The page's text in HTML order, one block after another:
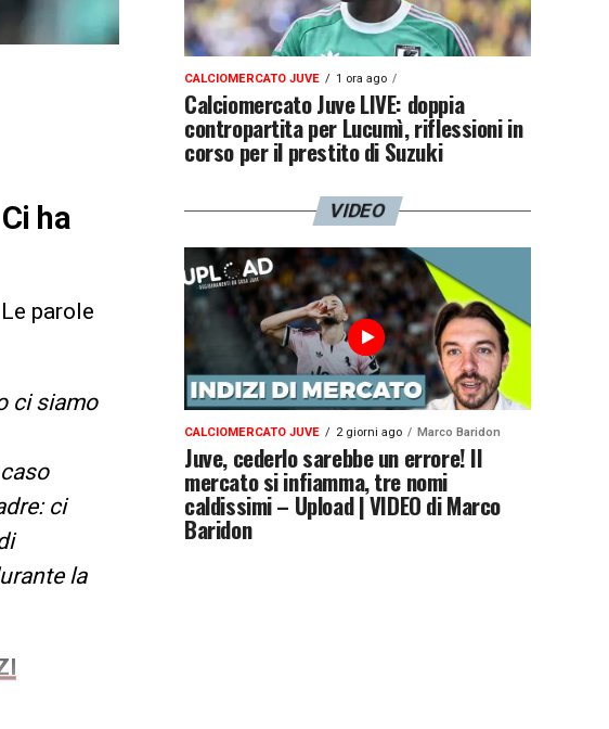
ha
parole
ci siamo
ci
la
CALCIOMERCATO JUVE 1 ora ago
Calciomercato Juve LIVE: doppia
contropartita per Lucumì, riflessioni in
corso per il prestito di Suzuki
VIDEO
CALCIOMERCATO JUVE 2 giorni ago Marco Baridon
Juve, cederlo sarebbe un errore! Il
mercato si infiamma, tre nomi
caldissimi – Upload | VIDEO di Marco
Baridon